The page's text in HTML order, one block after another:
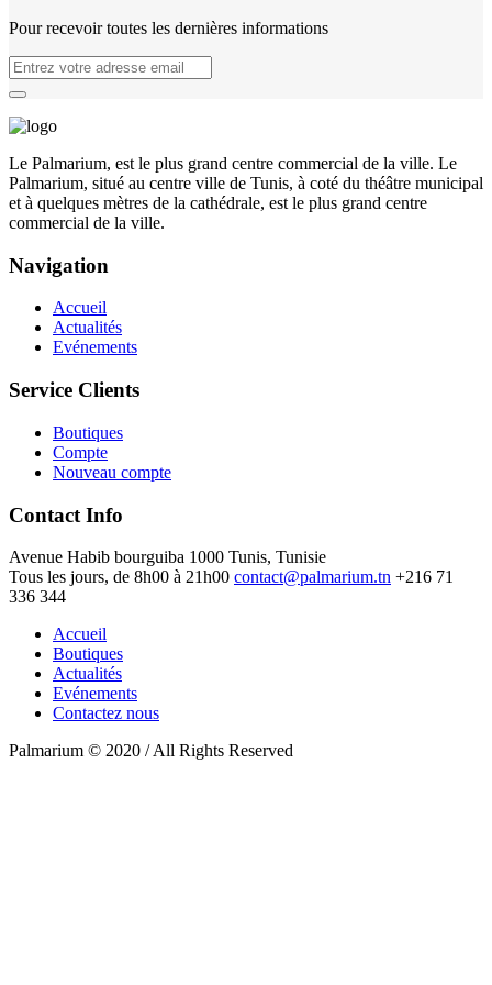
Pour recevoir toutes les dernières informations
Le Palmarium, est le plus grand centre commercial de la ville. Le
Palmarium, situé au centre ville de Tunis, à coté du théâtre municipal
et à quelques mètres de la cathédrale, est le plus grand centre
commercial de la ville.
Navigation
Accueil
Actualités
Evénements
Service Clients
Boutiques
Compte
Nouveau compte
Contact Info
Avenue Habib bourguiba 1000 Tunis, Tunisie
Tous les jours, de 8h00 à 21h00 contact@palmarium.tn +216 71
336 344
Accueil
Boutiques
Actualités
Evénements
Contactez nous
Palmarium © 2020 / All Rights Reserved